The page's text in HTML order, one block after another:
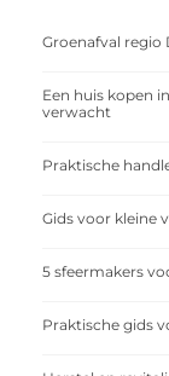
Groenafval regio
Een huis kopen
verwacht
Praktische
Gids voor kleine
5 sfeermakers
Praktische gids